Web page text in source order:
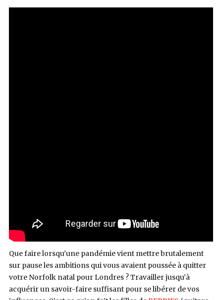
Que faire lorsqu’une pandémie vient mettre brutalement
sur pause les ambitions qui vous avaient poussée à quitter
votre Norfolk natal pour Londres ? Travailler jusqu’à
acquérir un savoir-faire suffisant pour se libérer de vos